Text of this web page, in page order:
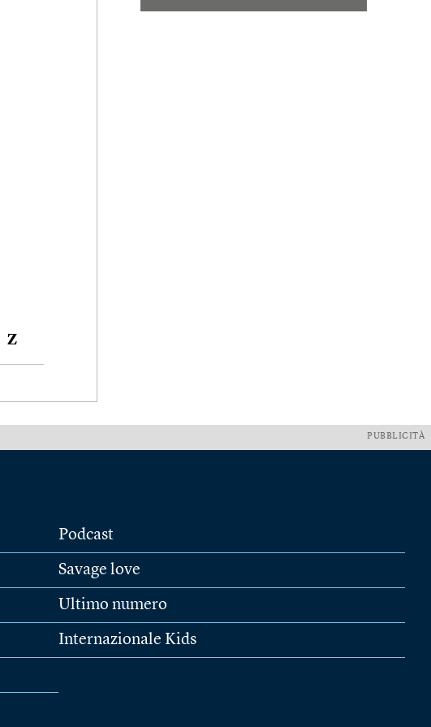
Z
PUBBLICITÀ
Podcast
Savage love
Ultimo numero
Internazionale Kids